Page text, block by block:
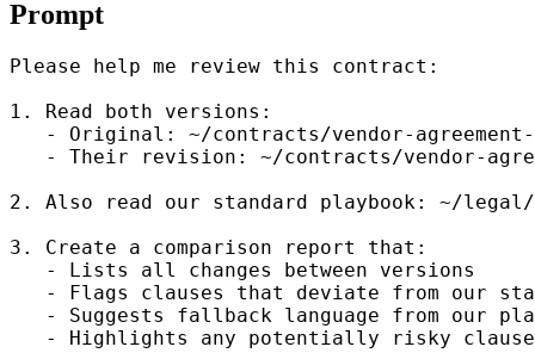
Prompt
Please help me review this contract:
1. Read both versions:
- Original: ~/contracts/vendor-
- Their revision: ~/contracts/vendor-
2. Also read our standard playbook: ~/legal/
3. Create a comparison report that:
   - Lists all changes between versions
- Flags clauses that deviate from our
- Suggests fallback language from our
- Highlights any potentially risky